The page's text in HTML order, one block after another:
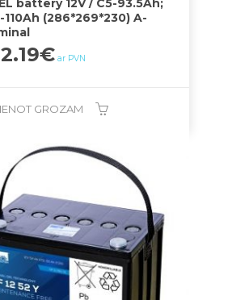
battery 12V / C5-93.5Ah;
110Ah (286*269*230) A-
€ ar PVN
GROZAM